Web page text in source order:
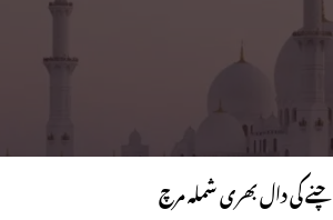
چنے کی دال بھری شملہ مرچ